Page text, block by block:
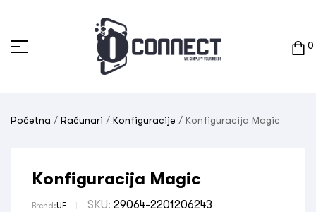
0
Početna / Računari / Konfiguracije / Konfiguracija Magic
Konfiguracija Magic
Brend:UE SKU: 29064-2201206243